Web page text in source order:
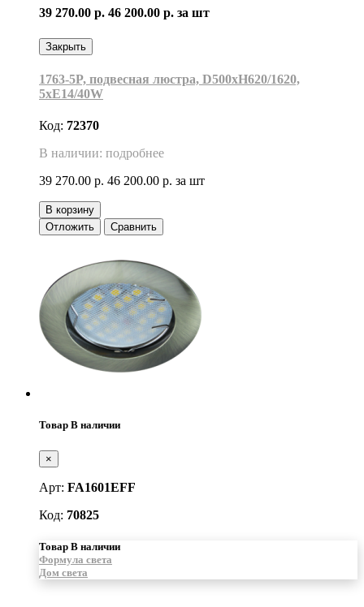
39 270.00 р. 46 200.00 р. за шт
Закрыть
1763-5P, подвесная люстра, D500xH620/1620,
5xE14/40W
Код: 72370
В наличии: подробнее
39 270.00 р. 46 200.00 р. за шт
В корзину
Отложить
Сравнить
Товар В наличии
×
Арт: FA1601EFF
Код: 70825
Товар В наличии
Формула света
Дом света